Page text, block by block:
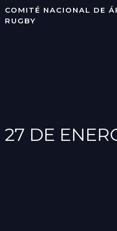
COMITÉ NACIONAL DE
RUGBY
27 DE